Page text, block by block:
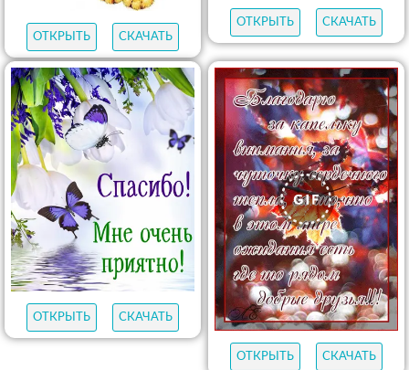
ОТКРЫТЬ СКАЧАТЬ
ОТКРЫТЬ СКАЧАТЬ
ОТКРЫТЬ СКАЧАТЬ
ОТКРЫТЬ СКАЧАТЬ